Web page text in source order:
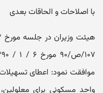
با اصلاحات و الحاقات بعدی
موافقت نمود: ‏اعطای
واحد مسکونی برای